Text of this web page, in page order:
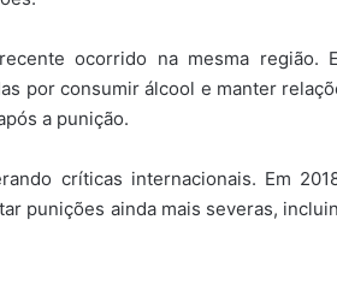
ocorrido na mesma região.
por consumir álcool e manter
a punição.
críticas internacionais. Em
punições ainda mais severas,